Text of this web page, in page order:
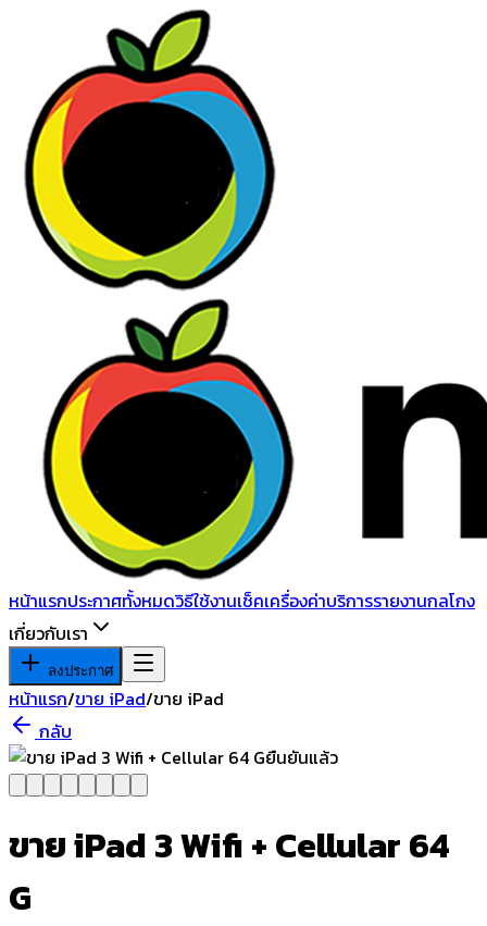
หน้าแรกประกาศทั้งหมดวิธีใช้งานเช็คเครื่องค่าบริการรายงานกลโกง
เกี่ยวกับเรา
ลงประกาศ
หน้าแรก/ขาย iPad/ขาย iPad
กลับ
ยืนยันแล้ว
ขาย iPad 3 Wifi + Cellular 64
G